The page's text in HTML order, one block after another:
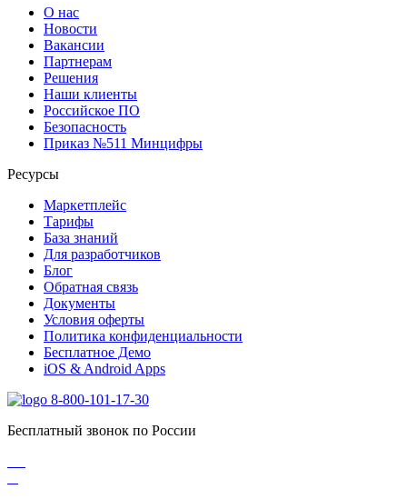
О нас
Новости
Вакансии
Партнерам
Решения
Наши клиенты
Российское ПО
Безопасность
Приказ №511 Минцифры
Ресурсы
Маркетплейс
Тарифы
База знаний
Для разработчиков
Блог
Обратная связь
Документы
Условия оферты
Политика конфиденциальности
Бесплатное Демо
iOS & Android Apps
8-800-101-17-30
Бесплатный звонок по России